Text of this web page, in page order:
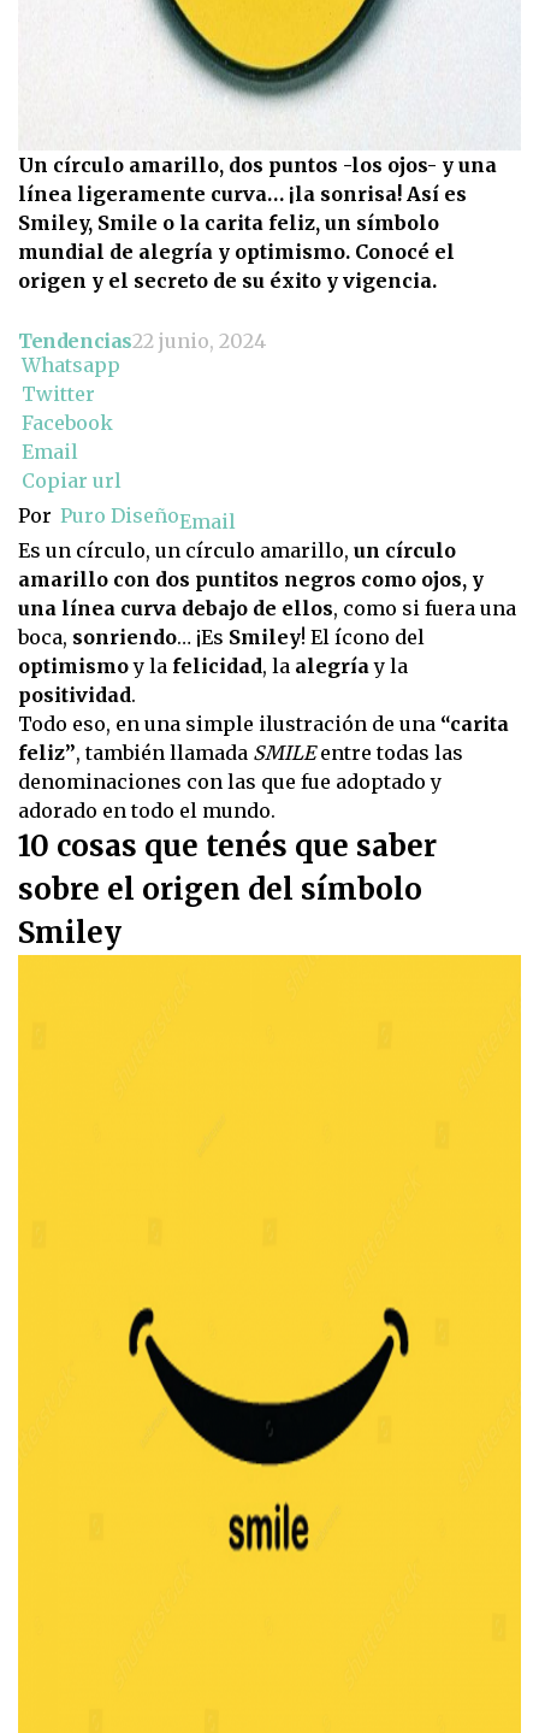
Un círculo amarillo, dos puntos -los ojos- y una
línea ligeramente curva… ¡la sonrisa! Así es
Smiley, Smile o la carita feliz, un símbolo
mundial de alegría y optimismo. Conocé el
origen y el secreto de su éxito y vigencia.
Tendencias22 junio, 2024
Whatsapp
Twitter
Facebook
Email
Copiar url
Por Puro DiseñoEmail
Es un círculo, un círculo amarillo, un círculo
amarillo con dos puntitos negros como ojos, y
una línea curva debajo de ellos, como si fuera una
boca, sonriendo… ¡Es Smiley! El ícono del
optimismoy la felicidad, la alegríay la
positividad.
Todo eso, en una simple ilustración de una “carita
feliz”, también llamada SMILEentre todas las
denominaciones con las que fue adoptado y
adorado en todo el mundo.
10 cosas que tenés que saber
sobre el origen del símbolo
Smiley